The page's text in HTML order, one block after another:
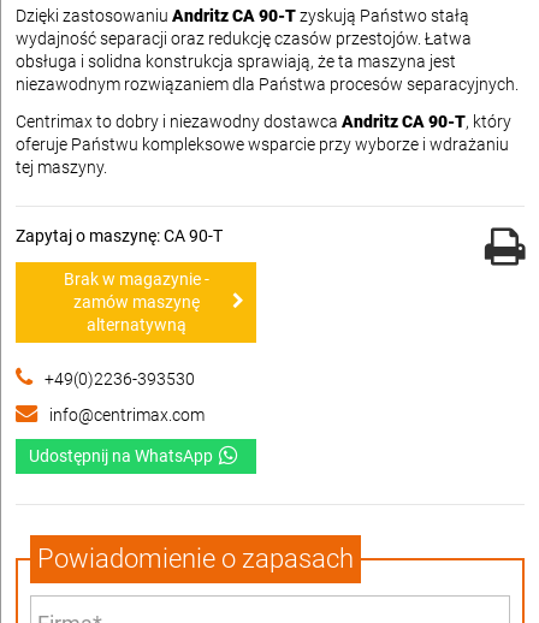
Dzięki zastosowaniu Andritz CA 90-Tzyskują Państwo stałą
wydajność separacji oraz redukcję czasów przestojów. Łatwa
obsługa i solidna konstrukcja sprawiają, że ta maszyna jest
niezawodnym rozwiązaniem dla Państwa procesów separacyjnych.
Centrimax to dobry i niezawodny dostawca Andritz CA 90-T, który
oferuje Państwu kompleksowe wsparcie przy wyborze i wdrażaniu
tej maszyny.
Zapytaj o maszynę: CA 90-T
Brak w magazynie -
zamów maszynę
alternatywną
+49(0)2236-393530
info@centrimax.com
Udostępnij na WhatsApp
Powiadomienie o zapasach